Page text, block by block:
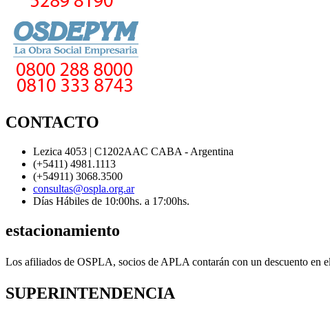
CONTACTO
Lezica 4053 | C1202AAC CABA - Argentina
(+5411) 4981.1113
(+54911) 3068.3500
consultas@ospla.org.ar
Días Hábiles de 10:00hs. a 17:00hs.
estacionamiento
Los afiliados de OSPLA, socios de APLA contarán con un descuento en
SUPERINTENDENCIA